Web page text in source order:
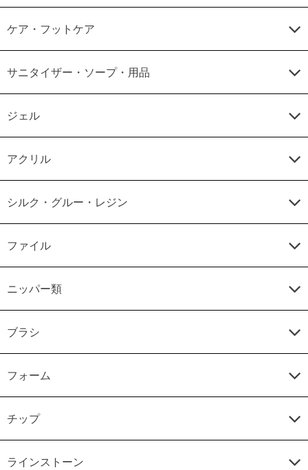
ケア・フットケア
サニタイザー・ソープ・用品
ジェル
アクリル
シルク・グルー・レジン
ファイル
ニッパー類
ブラシ
フォーム
チップ
ラインストーン